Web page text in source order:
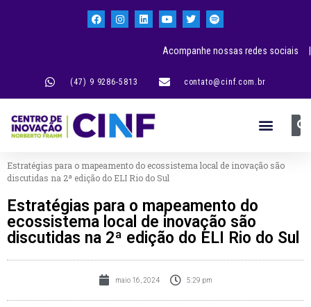
(47) 9 9286-5813 contato@cinf.com.br
Acompanhe nossas redes sociais |
Estratégias para o mapeamento do ecossistema local de inovação são
discutidas na 2ª edição do ELI Rio do Sul
Estratégias para o mapeamento do
ecossistema local de inovação são
discutidas na 2ª edição do ELI Rio do Sul
maio 16, 2024 5:29 pm